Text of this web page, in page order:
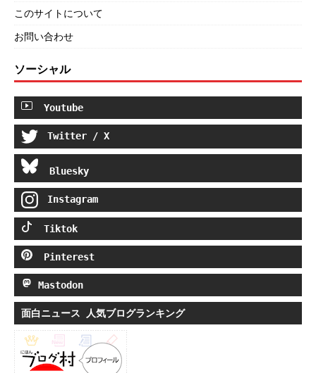
このサイトについて
お問い合わせ
ソーシャル
Youtube
Twitter / X
Bluesky
Instagram
Tiktok
Pinterest
Mastodon
面白ニュース 人気ブログランキング